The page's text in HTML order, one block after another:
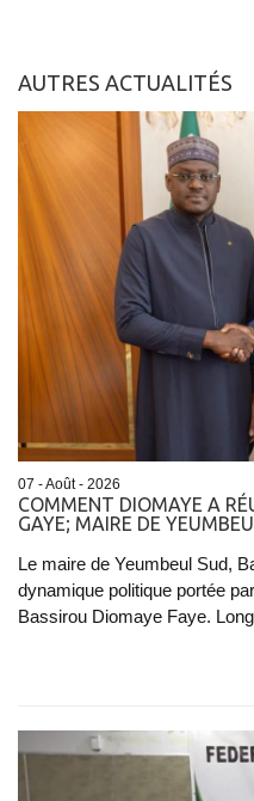
AUTRES ACTUALITÉS
07 - Août - 2026
COMMENT DIOMAYE A
GAYE; MAIRE DE
Le maire de Yeumbeul Sud,
dynamique politique portée
Bassirou Diomaye Faye.